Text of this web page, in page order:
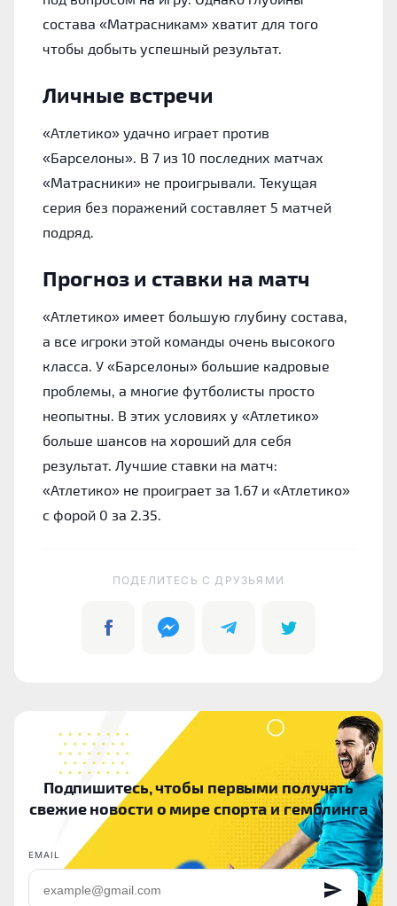
состава «Матрасникам» хватит для того
чтобы добыть успешный результат.
Личные встречи
«Атлетико» удачно играет против
«Барселоны». В 7 из 10 последних матчах
«Матрасники» не проигрывали. Текущая
серия без поражений составляет 5 матчей
подряд.
Прогноз и ставки на матч
«Атлетико» имеет большую глубину состава,
а все игроки этой команды очень высокого
класса. У «Барселоны» большие кадровые
проблемы, а многие футболисты просто
неопытны. В этих условиях у «Атлетико»
больше шансов на хороший для себя
результат. Лучшие ставки на матч:
«Атлетико» не проиграет за 1.67 и «Атлетико»
с форой 0 за 2.35.
ПОДЕЛИТЕСЬ C ДРУЗЬЯМИ
Подпишитесь, чтобы первыми получать
свежие новости о мире спорта и гемблинга
EMAIL